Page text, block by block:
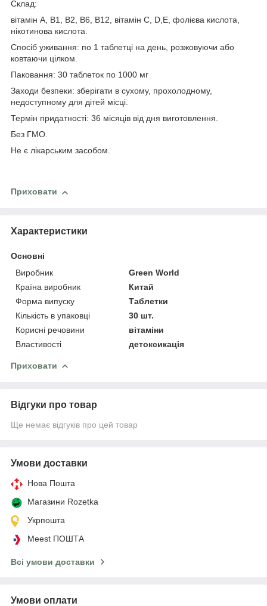
Склад:
вітамін A, B1, B2, B6, B12, вітамін C, D,E, фолієва кислота,
нікотинова кислота.
Спосіб уживання: по 1 таблетці на день, розжовуючи або
ковтаючи цілком.
Паковання: 30 таблеток по 1000 мг
Заходи безпеки: зберігати в сухому, прохолодному,
недоступному для дітей місці.
Термін придатності: 36 місяців від дня виготовлення.
Без ГМО.
Не є лікарським засобом.
Приховати
Характеристики
Основні
Виробник
Green World
Країна виробник
Китай
Форма випуску
Таблетки
Кількість в упаковці
30 шт.
Корисні речовини
вітаміни
Властивості
детоксикація
Приховати
Відгуки про товар
Ще немає відгуків про цей товар
Умови доставки
Нова Пошта
Магазини Rozetka
Укрпошта
Meest ПОШТА
Всі умови доставки
Умови оплати